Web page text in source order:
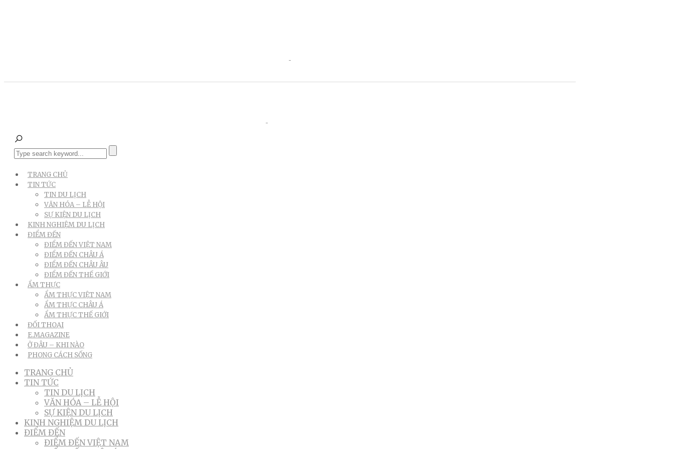
TRANG CHỦ
TIN TỨC
TIN DU LỊCH
VĂN HÓA – LỄ HỘI
SỰ KIỆN DU LỊCH
KINH NGHIỆM DU LỊCH
ĐIỂM ĐẾN
ĐIỂM ĐẾN VIỆT NAM
ĐIỂM ĐẾN CHÂU Á
ĐIỂM ĐẾN CHÂU ÂU
ĐIỂM ĐẾN THẾ GIỚI
ẨM THỰC
ẨM THỰC VIỆT NAM
ẨM THỰC CHÂU Á
ẨM THỰC THẾ GIỚI
ĐỐI THOẠI
E.MAGAZINE
Ở ĐÂU – KHI NÀO
PHONG CÁCH SỐNG
TRANG CHỦ
TIN TỨC
TIN DU LỊCH
VĂN HÓA – LỄ HỘI
SỰ KIỆN DU LỊCH
KINH NGHIỆM DU LỊCH
ĐIỂM ĐẾN
ĐIỂM ĐẾN VIỆT NAM